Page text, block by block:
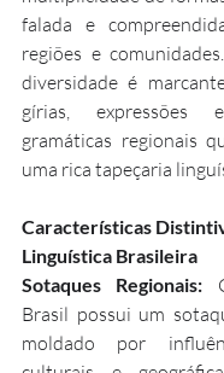
falada e
regiões e
diversidade é
gírias,
gramáticas regionais
uma rica tapeçaria
Características
Linguística Brasileira
Sotaques Regionais:
Brasil possui um
moldado por